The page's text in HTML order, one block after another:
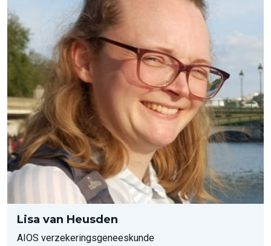
Lisa van Heusden
AIOS verzekeringsgeneeskunde